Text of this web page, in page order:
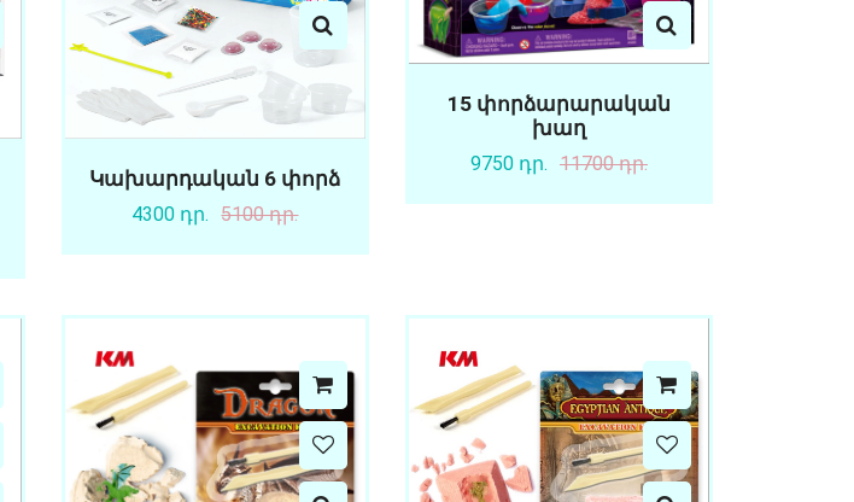
Կախարդական 6 փորձ
4300 դր. 5100 դր.
15 փորձարարական
խաղ
9750 դր. 11700 դր.